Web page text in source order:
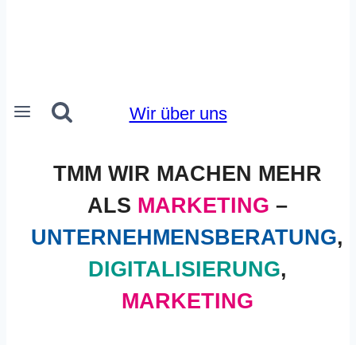
Wir über uns
TMM WIR MACHEN MEHR
ALS MARKETING –
UNTERNEHMENSBERATUNG,
DIGITALISIERUNG,
MARKETING